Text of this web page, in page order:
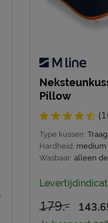
Pillow
Type kussen:
Hardheid: medium
Wasbaar: alleen
179.-